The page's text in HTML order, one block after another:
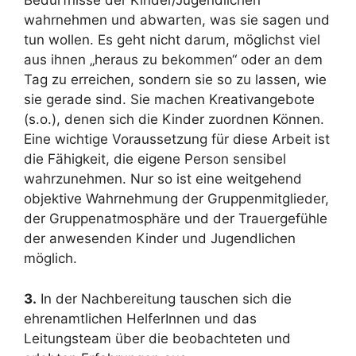
wahrnehmen und abwarten, was sie sagen und
tun wollen. Es geht nicht darum, möglichst viel
aus ihnen „heraus zu bekommen“ oder an dem
Tag zu erreichen, sondern sie so zu lassen, wie
sie gerade sind. Sie machen Kreativangebote
(s.o.), denen sich die Kinder zuordnen Können.
Eine wichtige Voraussetzung für diese Arbeit ist
die Fähigkeit, die eigene Person sensibel
wahrzunehmen. Nur so ist eine weitgehend
objektive Wahrnehmung der Gruppenmitglieder,
der Gruppenatmosphäre und der Trauergefühle
der anwesenden Kinder und Jugendlichen
möglich.
3. In der Nachbereitung tauschen sich die
ehrenamtlichen HelferInnen und das
Leitungsteam über die beobachteten und